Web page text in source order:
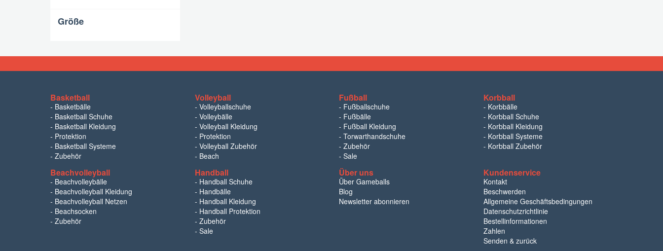
Größe
Basketball
- Basketbälle
- Basketball Schuhe
- Basketball Kleidung
- Protektion
- Basketball Systeme
- Zubehör
Volleyball
- Volleyballschuhe
- Volleybälle
- Volleyball Kleidung
- Protektion
- Volleyball Zubehör
- Beach
Fußball
- Fußballschuhe
- Fußbälle
- Fußball Kleidung
- Torwarthandschuhe
- Zubehör
- Sale
Korbball
- Korbbälle
- Korbball Schuhe
- Korbball Kleidung
- Korbball Systeme
- Korbball Zubehör
Beachvolleyball
- Beachvolleybälle
- Beachvolleyball Kleidung
- Beachvolleyball Netzen
- Beachsocken
- Zubehör
Handball
- Handball Schuhe
- Handbälle
- Handball Kleidung
- Handball Protektion
- Zubehör
- Sale
Über uns
Über Gameballs
Blog
Newsletter abonnieren
Kundenservice
Kontakt
Beschwerden
Allgemeine Geschäftsbedingungen
Datenschutzrichtlinie
Bestellinformationen
Zahlen
Senden & zurück